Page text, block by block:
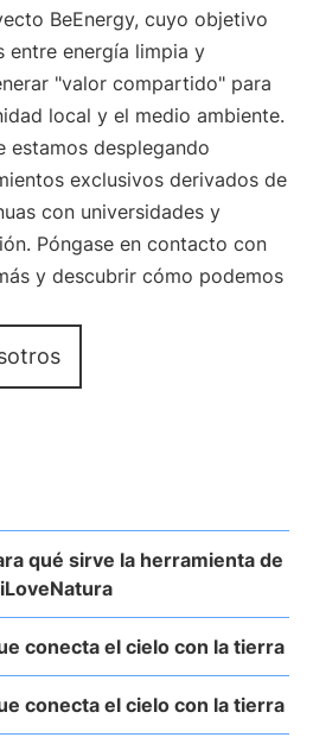
BeEnergy, cuyo objetivo
entre energía limpia y
"valor compartido" para
local y el medio ambiente.
estamos desplegando
exclusivos derivados de
con universidades y
Póngase en contacto con
y descubrir cómo podemos
qué sirve la herramienta de
conecta el cielo con la tierra
conecta el cielo con la tierra